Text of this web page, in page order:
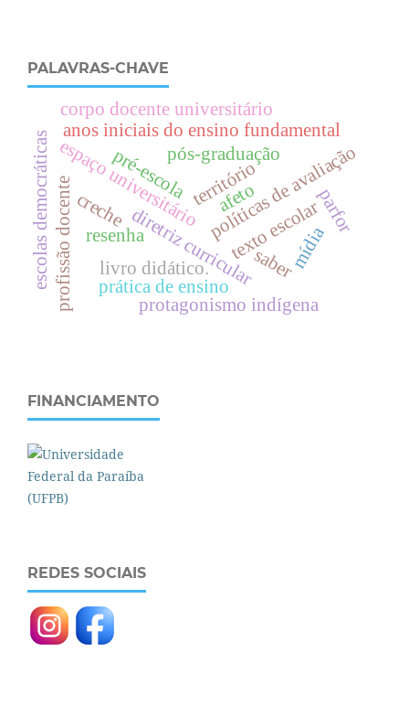
PALAVRAS-CHAVE
resenha
território
diretriz curricular
prática de ensino
texto escolar
políticas de avaliação
espaço universitáriopós-graduação
protagonismo indígena
saber
anos iniciais do ensino fundamental
corpo docente universitário
mídia
livro didático.
escolas democráticas parfor
pré-escola
creche
profissão docente afeto
FINANCIAMENTO
REDES SOCIAIS